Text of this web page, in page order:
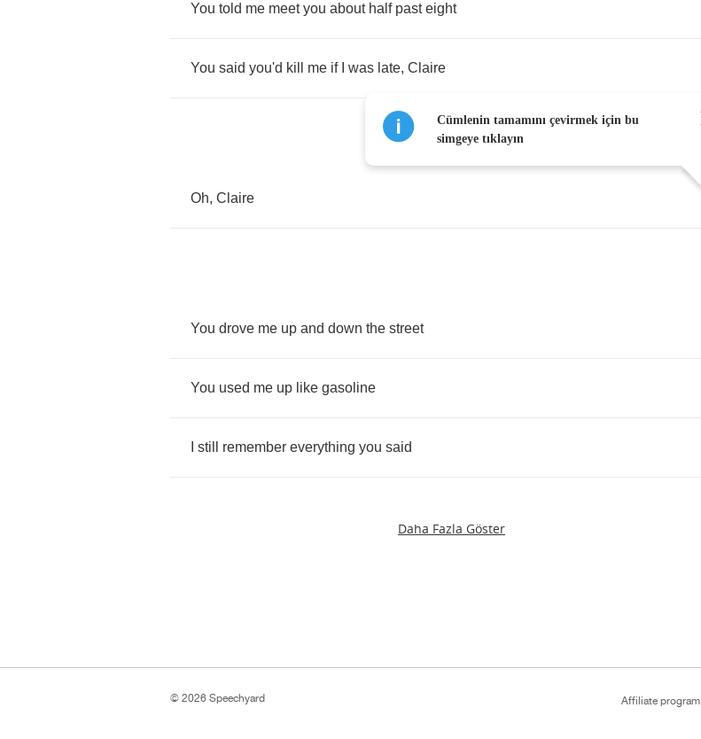
You told me meet you about half past eight
You said you'd kill me if was late, Claire
Oh, Claire
You drove me up and down the street
You used me up like gasoline
still remember everything you said
Daha Fazla Göster
Cümlenin tamamını çevirmek için bu
simgeye tıklayın
Affiliate program
© 2026 Speechyard